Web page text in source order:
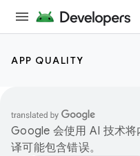
APP QUALITY
Google 会使用 AI 技术
译可能包含错误。